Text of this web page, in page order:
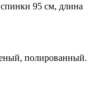
95 см, длина
полированный.